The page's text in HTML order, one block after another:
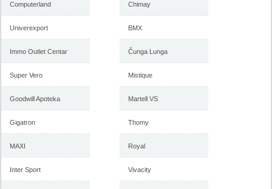
Computerland
Univerexport
Immo Outlet Centar
Super Vero
Goodwill Apoteka
Gigatron
MAXI
Inter Sport
Chimay
BMX
Čunga Lunga
Mistique
Martell VS
Thomy
Royal
Vivacity